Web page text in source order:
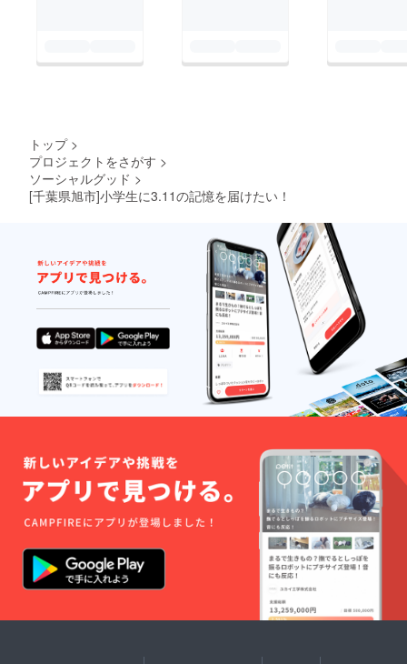
トップ >
プロジェクトをさがす >
ソーシャルグッド >
[千葉県旭市]小学生に3.11の記憶を届けたい！